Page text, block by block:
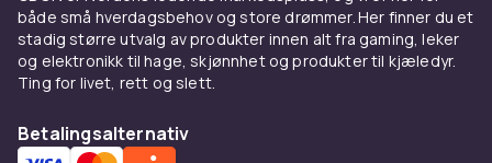
Galaxy S25
I tillegg til beskyttelse og lading finnes det
mange andre tilbehør som forbedrer
opplevelsen med din Samsung Galaxy S25.
Mobilholder til bilen, Bluetooth-hodetelefoner,
både små hverdagsbehov og store drømmer. Her finner du et
stadig større utvalg av produkter innen alt fra gaming, leker
og elektronikk til hage, skjønnhet og produkter til kjæledyr.
Ting for livet, rett og slett.
Betalingsalternativ